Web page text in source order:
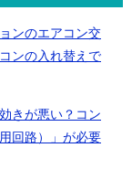
ンのエアコン交
ンの入れ替えで
きが悪い？コン
回路）」が必要